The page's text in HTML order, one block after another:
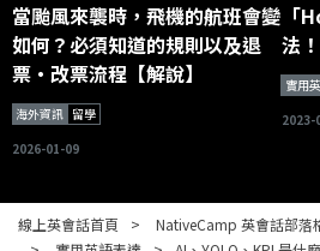
當颱風來襲時，飛機的航班會變
如何？必須知道的規則以及退
票・改票流程【解說】
海外資訊 留學
2026-01-09
「
法
實用
2023-
線上英會話首頁 NativeCamp 英會話部落